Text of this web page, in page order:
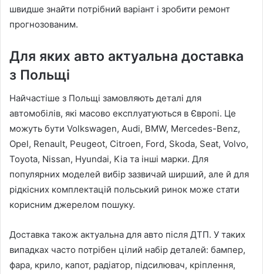
швидше знайти потрібний варіант і зробити ремонт
прогнозованим.
Для яких авто актуальна доставка
з Польщі
Найчастіше з Польщі замовляють деталі для
автомобілів, які масово експлуатуються в Європі. Це
можуть бути Volkswagen, Audi, BMW, Mercedes-Benz,
Opel, Renault, Peugeot, Citroen, Ford, Skoda, Seat, Volvo,
Toyota, Nissan, Hyundai, Kia та інші марки. Для
популярних моделей вибір зазвичай ширший, але й для
рідкісних комплектацій польський ринок може стати
корисним джерелом пошуку.
Доставка також актуальна для авто після ДТП. У таких
випадках часто потрібен цілий набір деталей: бампер,
фара, крило, капот, радіатор, підсилювач, кріплення,